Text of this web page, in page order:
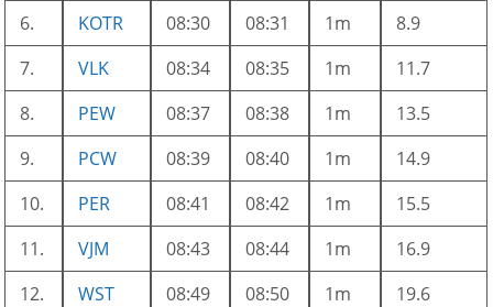
6.
KOTR 08:30 08:31 1m
8.9
7.
VLK 08:34 08:35 1m
11.7
8.
PEW 08:37 08:38 1m
13.5
9.
PCW 08:39 08:40 1m
14.9
10.
PER 08:41 08:42 1m
15.5
11.
VJM 08:43 08:44 1m
16.9
12.
WST 08:49 08:50 1m
19.6